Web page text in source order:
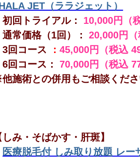
JET（ララジェット）
初回トライアル： 10,000円（
通常価格（1回）：
20,000円（
3回コース ：45,000円（税込
6回コース：
70,000円（税込
施術との併用もご相談くださ
しみ・そばかす・肝斑】
医療脱毛付 しみ取り放題 レー